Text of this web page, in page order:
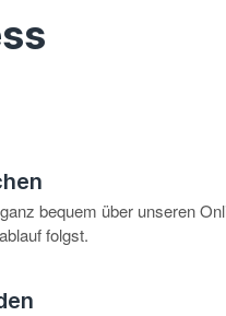
bequem über unseren
folgst.